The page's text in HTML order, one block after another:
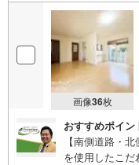
お家探しは、トラストホー
〇定休日はございません。
たえします♪
〇急なご予約も大歓迎です♪
画像36枚
おすすめポイン
【南側道路・
を使用したこ